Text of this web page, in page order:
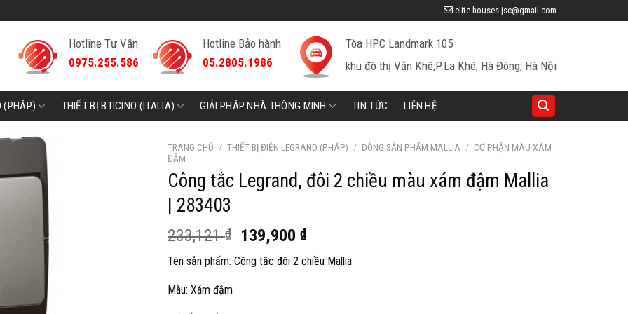
elite.houses.jsc@gmail.com
Hotline Tư Vấn
0975.255.586
Hotline Bảo hành
05.2805.1986
Tòa HPC Landmark 105
khu đô thị Văn Khê,P.La Khê, Hà Đông, Hà Nội
(PHÁP) THIẾT BỊ BTICINO (ITALIA) GIẢI PHÁP NHÀ THÔNG MINH TIN TỨC LIÊN HỆ
TRANG CHỦ / THIẾT BỊ ĐIỆN LEGRAND (PHÁP) / DÒNG SẢN PHẨM MALLIA / CƠ PHẬN MÀU XÁM
ĐẬM
Công tắc Legrand, đôi 2 chiều màu xám đậm Mallia
| 283403
233,121₫
Giá
gốc
là:
139,900₫Giá
hiện
tại
Tên sản phẩm: Công tắc đôi 2 chiều Mallia
Màu: Xám đậm